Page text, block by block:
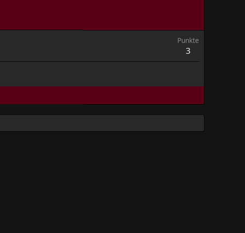
Punkte
3